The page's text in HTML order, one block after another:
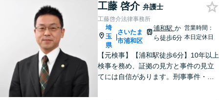
工藤 啓介 弁護士
工藤啓介法律事務所
埼
玉
県
|
さいたま
市浦和区
浦和駅 か
ら徒歩6分
営業時間：
本日定休日
【元検事】【浦和駅徒歩6分】10年以上
検事を務め、証拠の見方と事件の見立
てには自信があります。刑事事件・離